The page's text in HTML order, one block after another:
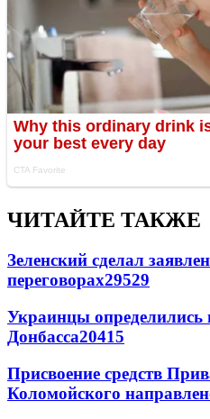
ЧИТАЙТЕ ТАКЖЕ
Зеленский сделал
переговорах29529
Украинцы определились
Донбасса20415
Присвоение средств
Коломойского